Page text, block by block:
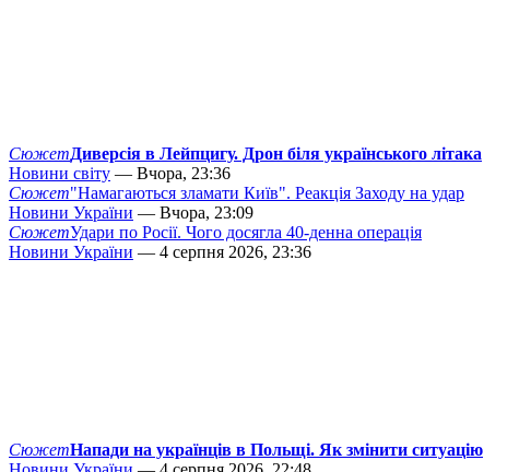
СюжетДиверсія в Лейпцигу. Дрон біля українського літака
Новини світу — Вчора, 23:36
Сюжет"Намагаються зламати Київ". Реакція Заходу на удар
Новини України — Вчора, 23:09
СюжетУдари по Росії. Чого досягла 40-денна операція
Новини України — 4 серпня 2026, 23:36
СюжетНапади на українців в Польщі. Як змінити ситуацію